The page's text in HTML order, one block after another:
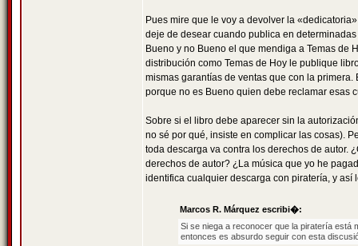
Pues mire que le voy a devolver la
deje de desear cuando publica en
Bueno y no Bueno el que mendiga a Temas de
distribución como Temas de Hoy le publique
mismas garantías de ventas que con la
porque no es Bueno quien debe reclamar esas
Sobre si el libro debe aparecer sin la
no sé por qué, insiste en complicar las cosas).
toda descarga va contra los derechos de autor.
derechos de autor? ¿La música que yo he
identifica cualquier descarga con piratería, y
Marcos R. Márquez escribi�:
Si se niega a reconocer que la piratería está
entonces es absurdo seguir con esta